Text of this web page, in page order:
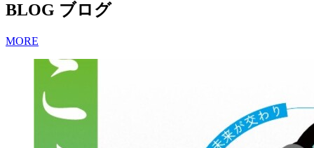
BLOG ブログ
MORE